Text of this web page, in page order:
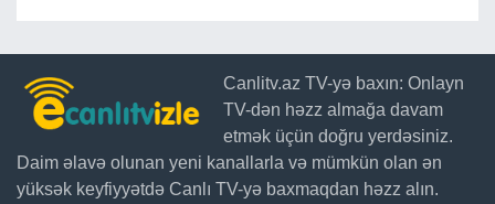
Canlitv.az TV-yə baxın: Onlayn
TV-dən həzz almağa davam
etmək üçün doğru yerdəsiniz.
Daim əlavə olunan yeni kanallarla və mümkün olan ən
yüksək keyfiyyətdə Canlı TV-yə baxmaqdan həzz alın.